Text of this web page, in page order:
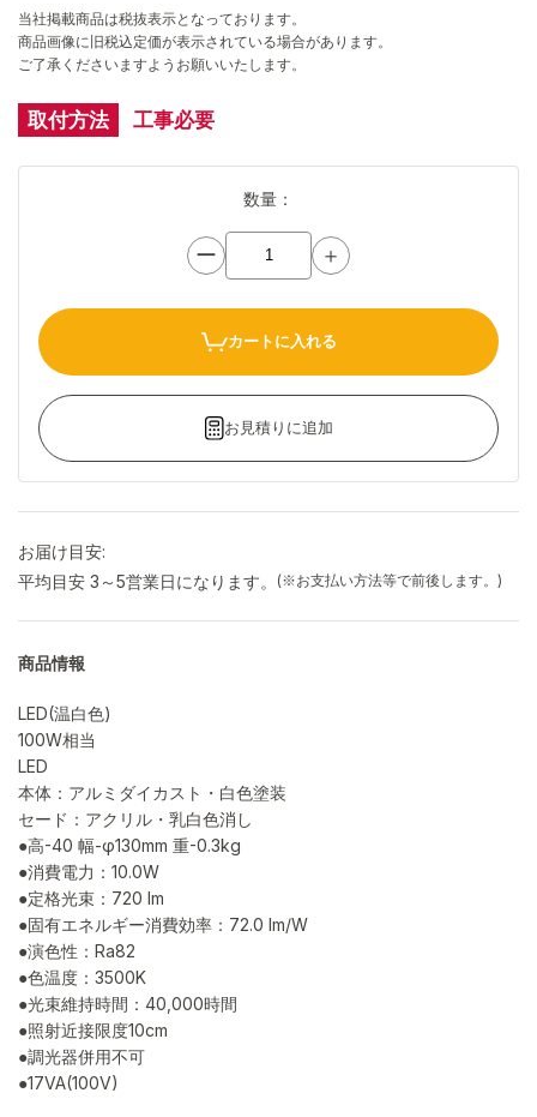
当社掲載商品は税抜表示となっております。
商品画像に旧税込定価が表示されている場合があります。
ご了承くださいますようお願いいたします。
取付方法 工事必要
数量：
ー ＋
カートに入れる
お見積りに追加
お届け目安:
平均目安 3～5営業日になります。
(※お支払い方法等で前後します。)
商品情報
LED(温白色)
100W相当
LED
本体：アルミダイカスト・白色塗装
セード：アクリル・乳白色消し
●高-40 幅-φ130mm 重-0.3kg
●消費電力：10.0W
●定格光束：720 lm
●固有エネルギー消費効率：72.0 lm/W
●演色性：Ra82
●色温度：3500K
●光束維持時間：40,000時間
●照射近接限度10cm
●調光器併用不可
●17VA(100V)